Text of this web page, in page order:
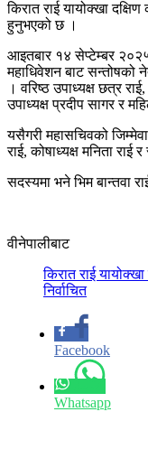
किरात राई यायोक्खा दक्षिण
हुनुभएको छ ।
आइतबार १४ सेप्टेम्बर
महाधिवेशन बाट सन्तोषको
। वरिष्ठ उपाध्यक्ष छत्र
उपाध्यक्ष प्रदीप सागर र
यसैगरी महासचिवको
राई, कोषाध्यक्ष मनिता
सदस्यमा भने भिम बान्तवा
वीनेपालीबाट
किरात राई
निर्वाचित
Facebook
Whatsapp